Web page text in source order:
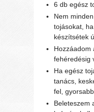
6 db egész
Nem
tojásokat,
készítsétek
Hozzáadom
fehéredésig
Ha egész
tanács,
fel,
Beleteszem